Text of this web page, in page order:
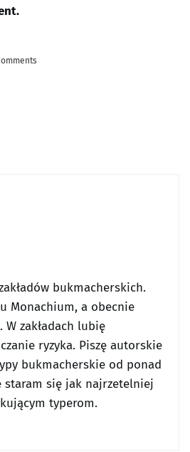
bukmacherskich.
Monachium, a obecnie
zakładach lubię
ryzyka. Piszę autorskie
bukmacherskie od ponad
staram się jak najrzetelniej
typerom.